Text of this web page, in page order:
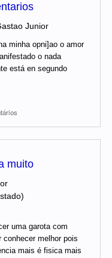
Junior
minha opni]ao o amor
o nada
está en segundo
muito
uma garota com
melhor pois
mais é fisica mais